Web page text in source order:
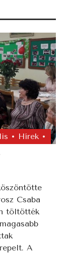
• Hírek •
Csaba
töltötték
A